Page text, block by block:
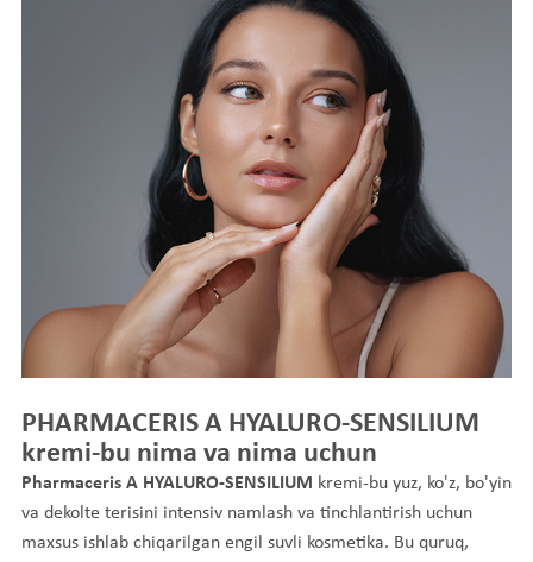
PHARMACERIS A HYALURO-SENSILIUM
kremi-bu nima va nima uchun
Pharmaceris A HYALURO-SENSILIUM kremi-bu yuz, ko'z, bo'yin
va dekolte terisini intensiv namlash va tinchlantirish uchun
maxsus ishlab chiqarilgan engil suvli kosmetika. Bu quruq,